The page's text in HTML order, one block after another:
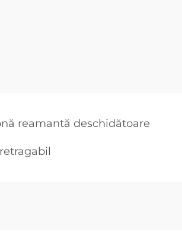
reamantă deschidătoare